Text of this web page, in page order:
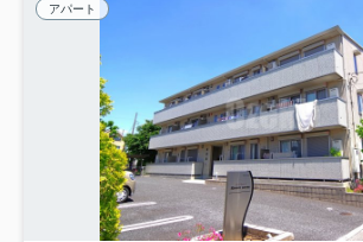
アパート